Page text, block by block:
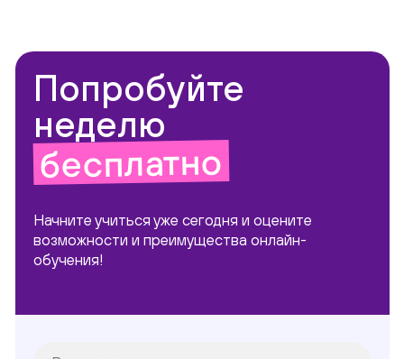
Попробуйте
неделю
бесплатно
Начните учиться уже сегодня и оцените
возможности и преимущества онлайн-
обучения!